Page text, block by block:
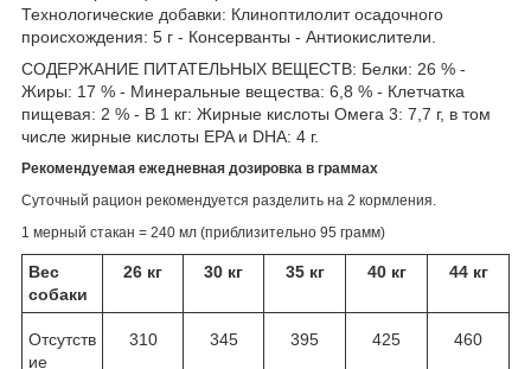
Технологические добавки: Клиноптилолит осадочного
происхождения: 5 г - Консерванты - Антиокислители.
СОДЕРЖАНИЕ ПИТАТЕЛЬНЫХ ВЕЩЕСТВ: Белки: 26 % -
Жиры: 17 % - Минеральные вещества: 6,8 % - Клетчатка
пищевая: 2 % - В 1 кг: Жирные кислоты Омега 3: 7,7 г, в том
числе жирные кислоты EPA и DHA: 4 г.
Рекомендуемая ежедневная дозировка в граммах
Суточный рацион рекомендуется разделить на 2 кормления.
1 мерный стакан = 240 мл (приблизительно 95 грамм)
Вес
собаки
26 кг 30 кг 35 кг 40 кг 44 кг
Отсутств
ие
310 345 395 425 460